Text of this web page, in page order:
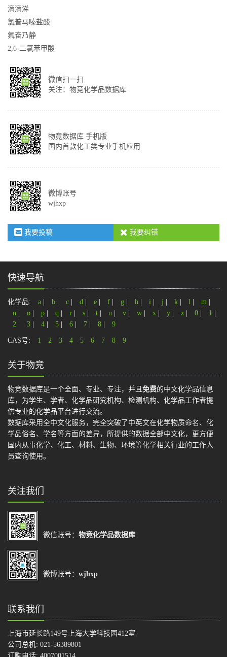
滴滴涕
氯普马嗪盐酸
氟奋乃静
2,6-二氯苯甲酸
微信扫一扫
关注：物竞化学品数据库
物竟数据库 手机版
国内首款化工类专业手机应用
微博账号
wjhxp
我要投稿 我要纠错
快速导航
化学品: a b c d e f g h i j k l m
n
o p q r s t u v w x y z 0 1
2
3 4 5 6 7 8 9
CAS号: 1 2 3 4 5 6 7 8 9
关于物竞
物竞数据库是一个全面、专业、专注，并且 免费的中文化学品信息
库，为学生、学者、化学品研究机构、检测机构、化学品工作者提
供专业的化学品平台进行交流。
数据库采用全中文化服务，完全突破了中英文在化学物质命名、化
学品俗名、学名等方面的差异，所提供的数据全部中文化，更方便
国内从事化学、化工、材料、生物、环境等化学相关行业的工作人
员查询使用。
关注我们
微信账号： 物竞化学品数据库
微博账号： wjhxp
联系我们
上海市延长路149号上海大学科技园412室
公司总机: 021-56389801